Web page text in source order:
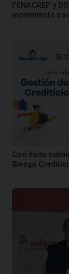
FENACREP y
movimiento
Con éxito
Riesgo